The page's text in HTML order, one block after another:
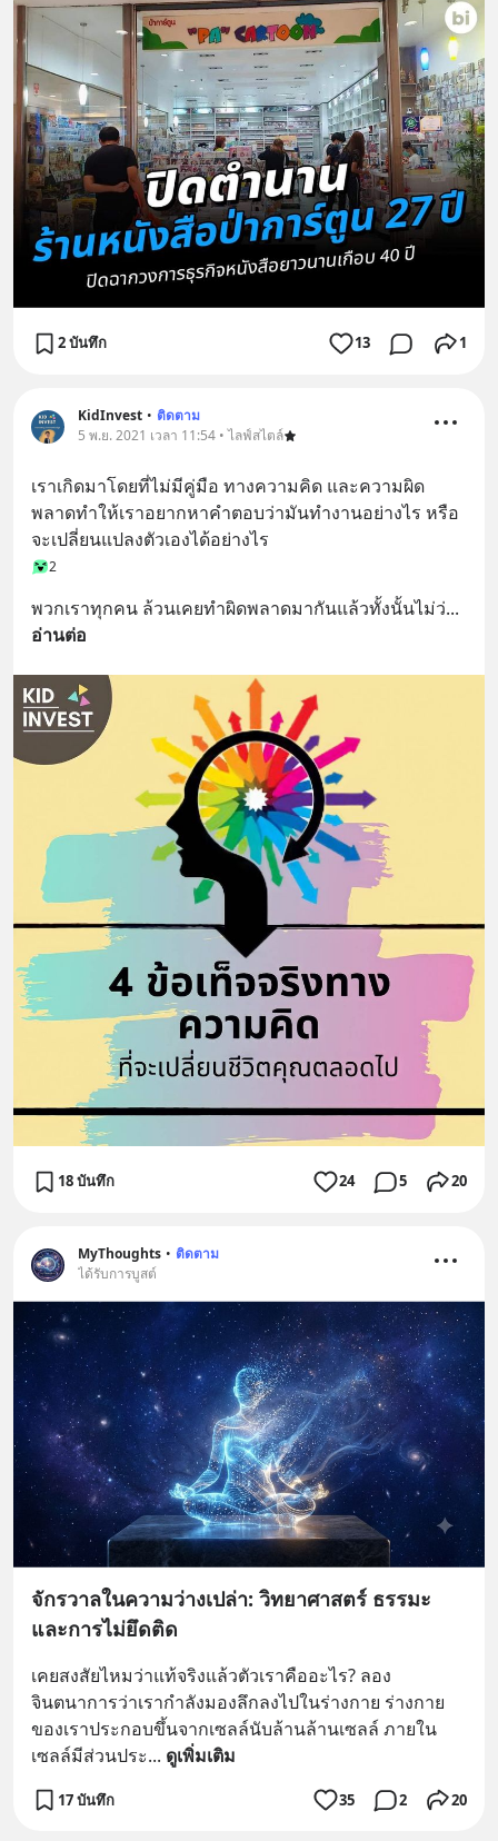
2 บันทึก 13 1
KidInvest • ติดตาม
5 พ.ย. 2021 เวลา 11:54 • ไลฟ์สไตล์
เราเกิดมาโดยที่ไม่มีคู่มือ ทางความคิด และความผิด
พลาดทำให้เราอยากหาคำตอบว่ามันทำงานอย่างไร หรือ
จะเปลี่ยนแปลงตัวเองได้อย่างไร
2
พวกเราทุกคน ล้วนเคยทำผิดพลาดมากันแล้วทั้งนั้นไม่ว่
อ่านต่อ
18 บันทึก 24 5 20
MyThoughts • ติดตาม
ได้รับการบูสต์
จักรวาลในความว่างเปล่า: วิทยาศาสตร์ ธรรมะ
และการไม่ยึดติด
เคยสงสัยไหมว่าแท้จริงแล้วตัวเราคืออะไร? ลอง
จินตนาการว่าเรากำลังมองลึกลงไปในร่างกาย ร่างกาย
ของเราประกอบขึ้นจากเซลล์นับล้านล้านเซลล์ ภายใน
เซลล์มีส่วนประ... ดูเพิ่มเติม
17 บันทึก 35 2 20